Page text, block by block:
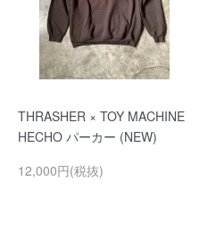
THRASHER × TOY MACHINE
HECHO パーカー (NEW)
12,000円(税抜)